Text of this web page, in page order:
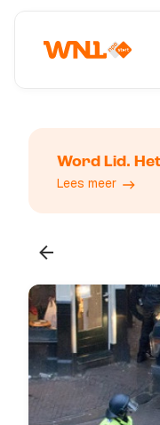
Word Lid.
Lees meer